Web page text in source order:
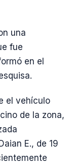
una
fue
en el
el vehículo
de la zona,
E., de 19